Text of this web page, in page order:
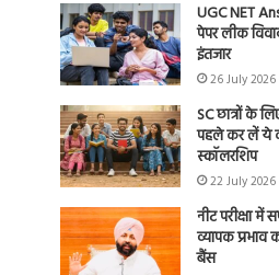
UGC NET
पेपर लीक
इंतजार
26 July 2026
SC छात्रों के
पहले कर लें ये
स्कॉलरशिप
22 July 2026
नीट परीक्षा में
व्यापक प्रभाव
बैंस